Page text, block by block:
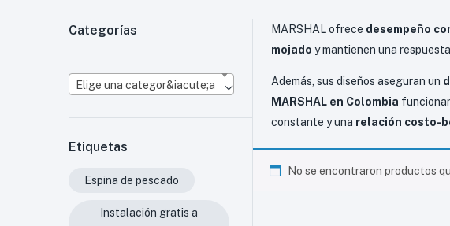
MARSHAL ofrece desempeño
mojado y mantienen una
Además, sus diseños aseguran un
MARSHAL en Colombia
constante y una relación costo-
No se encontraron productos
Categorías
Elige una categor&iacute;a
Etiquetas
Espina de pescado
Instalación gratis a